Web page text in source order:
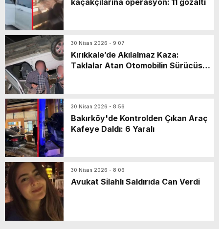
30 Nisan 2026 - 9:07
Kırıkkale’de Akılalmaz Kaza:
Taklalar Atan Otomobilin Sürücüsü
30 Nisan 2026 - 8:56
Bakırköy'de Kontrolden Çıkan Araç
Kafeye Daldı: 6 Yaralı
30 Nisan 2026 - 8:06
Avukat Silahlı Saldırıda Can Verdi